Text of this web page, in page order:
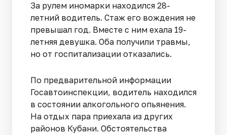
За рулем иномарки находился 28-
летний водитель. Стаж его вождения не
превышал год. Вместе с ним ехала 19-
летняя девушка. Оба получили травмы,
но от госпитализации отказались.
По предварительной информации
Госавтоинспекции, водитель находился
в состоянии алкогольного опьянения.
На отдых пара приехала из других
районов Кубани. Обстоятельства